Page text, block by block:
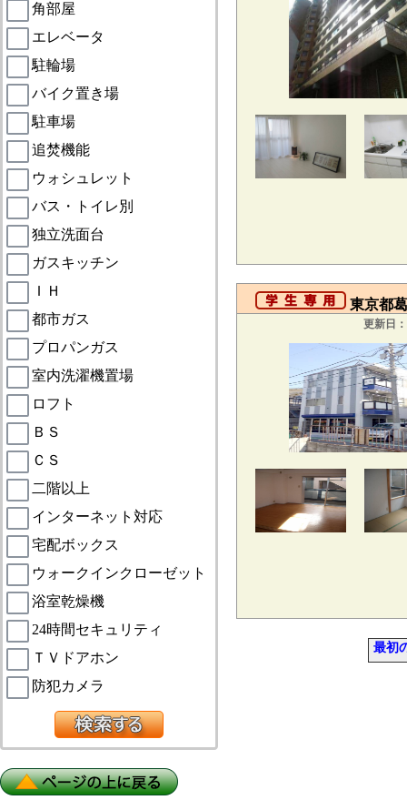
角部屋
エレベータ
駐輪場
バイク置き場
駐車場
追焚機能
ウォシュレット
バス・トイレ別
独立洗面台
ガスキッチン
ＩＨ
都市ガス
プロパンガス
室内洗濯機置場
ロフト
ＢＳ
ＣＳ
二階以上
インターネット対応
宅配ボックス
ウォークインクローゼット
浴室乾燥機
24時間セキュリティ
ＴＶドアホン
防犯カメラ
東京都
更新日
最初